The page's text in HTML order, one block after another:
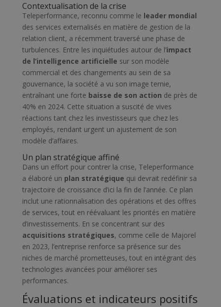
Contextualisation de la crise
Teleperformance, reconnu comme le leader mondial
des services externalisés en matière de gestion de la
relation client, a récemment traversé une phase de
turbulences. Entre les inquiétudes autour de l’impact
de l’intelligence artificielle sur son modèle
commercial et des changements au sein de sa
gouvernance, la société a vu son image ternie,
entraînant une forte baisse de son action de près de
40% en 2024. Cette situation a suscité de vives
réactions tant chez les investisseurs que chez les
employés, rendant urgent un ajustement de son
modèle d’affaires.
Un plan stratégique affiné
Dans un effort pour contrer la crise, Teleperformance
a élaboré un plan stratégique qui devrait redéfinir sa
trajectoire de croissance d’ici la fin de l’année. Ce plan
inclut une rationnalisation des opérations et des offres
de services, tout en réévaluant les priorités en matière
d’investissements. En se concentrant sur des
acquisitions stratégiques, comme celle de Majorel
en 2023, l’entreprise renforce sa présence sur des
niches de marché prometteuses, tout en intégrant des
technologies avancées pour améliorer ses
performances.
Évaluations et indicateurs positifs